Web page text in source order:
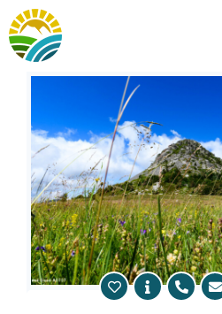
Passer
au
contenu